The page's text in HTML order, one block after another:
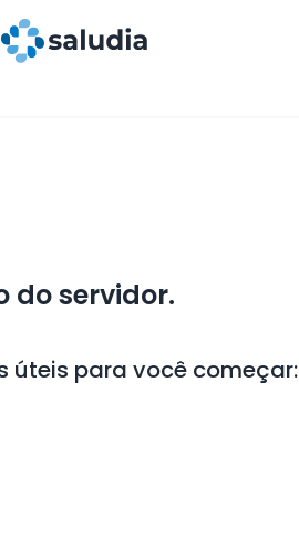
do servidor.
úteis para você começar: